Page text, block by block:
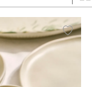
69,00 – R$ 100,00